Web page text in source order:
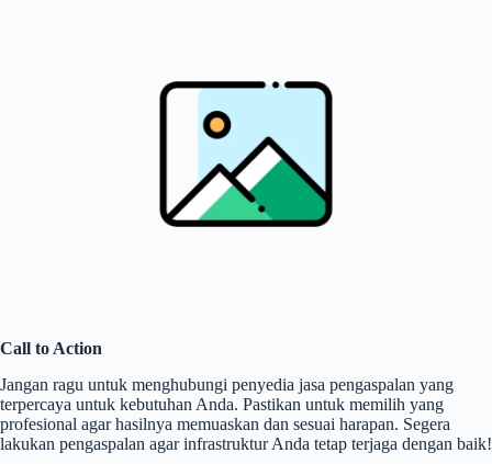
Call to Action
Jangan ragu untuk menghubungi penyedia jasa pengaspalan yang
terpercaya untuk kebutuhan Anda. Pastikan untuk memilih yang
profesional agar hasilnya memuaskan dan sesuai harapan. Segera
lakukan pengaspalan agar infrastruktur Anda tetap terjaga dengan baik!